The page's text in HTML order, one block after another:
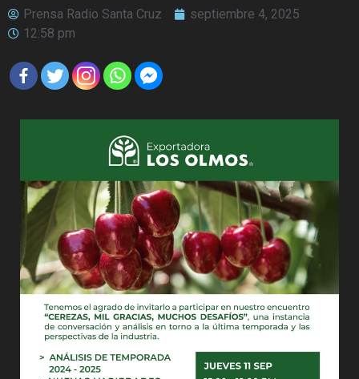
Prensa Radio Santa Cruz
septiembre 4, 2025
12:58 pm